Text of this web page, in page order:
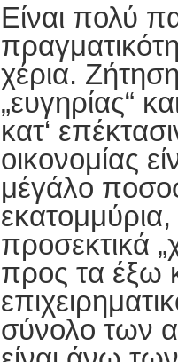
Είναι πολύ
χέρια.
„ευγηρίας“
κατ‘
οικονομίας
μέγάλο
εκατομμύρια,
προσεκτικά
προς τα έξω
σύνολο των